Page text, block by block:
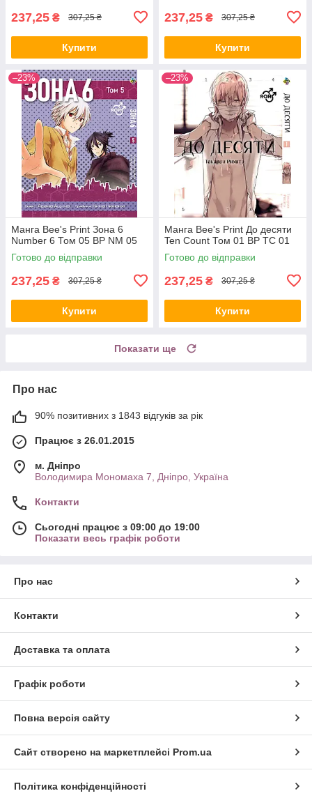
237,25 ₴ 307,25 ₴
Купити
237,25 ₴ 307,25 ₴
Купити
–23%
Манга Bee's Print Зона 6
Number 6 Том 05 ВР NM 05
Готово до відправки
237,25 ₴ 307,25 ₴
Купити
–23%
Манга Bee's Print До десяти
Ten Count Том 01 ВР TC 01
Готово до відправки
237,25 ₴ 307,25 ₴
Купити
Показати ще
Про нас
90% позитивних з 1843 відгуків за рік
Працює з 26.01.2015
м. Дніпро
Володимира Мономаха 7, Дніпро, Україна
Контакти
Сьогодні працює з 09:00 до 19:00
Показати весь графік роботи
Про нас
Контакти
Доставка та оплата
Графік роботи
Повна версія сайту
Сайт створено на маркетплейсі Prom.ua
Політика конфіденційності